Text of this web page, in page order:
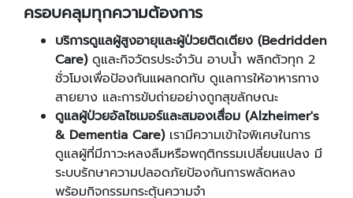
ครอบคลุมทุกความต้องการ
บริการดูแลผู้สูงอายุและผู้ป่วยติดเตียง (Bedridden
Care)ดูและกิจวัตรประจำวัน อาบน้ำ พลิกตัวทุก 2
ชั่วโมงเพื่อป้องกันแผลกดทับ ดูแลการให้อาหารทาง
สายยาง และการขับถ่ายอย่างถูกสุขลักษณะ
ดูแลผู้ป่วยอัลไซเมอร์และสมองเสื่อม (Alzheimer's
& Dementia Care)เรามีความเข้าใจพิเศษในการ
ดูแลผู้ที่มีภาวะหลงลืมหรือพฤติกรรมเปลี่ยนแปลง มี
ระบบรักษาความปลอดภัยป้องกันการพลัดหลง
พร้อมกิจกรรมกระตุ้นความจำ